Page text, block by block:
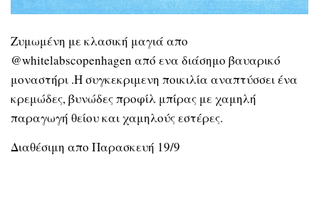
Ζυμωμένη με κλασική μαγιά απο
@whitelabscopenhagen από ενα διάσημο βαυαρικό
μοναστήρι .Η συγκεκριμενη ποικιλία αναπτύσσει ένα
κρεμώδες, βυνώδες προφίλ μπίρας με χαμηλή
παραγωγή θείου και χαμηλούς εστέρες.
Διαθέσιμη απο Παρασκευή 19/9